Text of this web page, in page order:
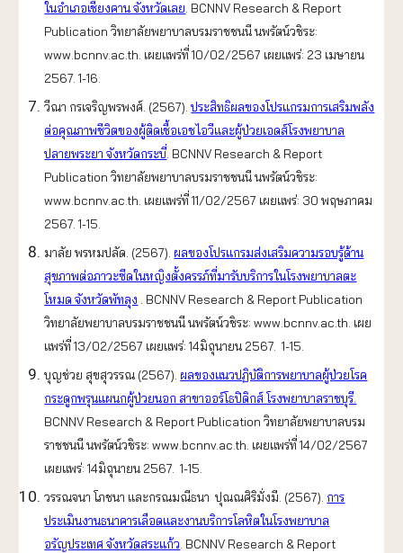
ในอำเภอเชียงคาน จังหวัดเลย BCNNV Research & Report
Publication วิทยาลัยพยาบาลบรมราชชนนี นพรัตน์วชิระ:
www.bcnnv.ac.th. เผยแพร่ที่ 10/02/2567 เผยแพร่: 23 เมษายน
2567. 1-16.
วีณา กรเจริญพรพงศ์. (2567).ประสิทธิผลของโปรแกรมการเสริมพลัง
ต่อคุณภาพชีวิตของผู้ติดเชื้อเอชไอวีและผู้ป่วยเอดส์โรงพยาบาล
ปลายพระยา จังหวัดกระบี่ BCNNV Research & Report
Publication วิทยาลัยพยาบาลบรมราชชนนี นพรัตน์วชิระ:
www.bcnnv.ac.th. เผยแพร่ที่ 11/02/2567 เผยแพร่: 30 พฤษภาคม
2567. 1-15.
มาลัย พรหมปลัด. (2567). ผลของโปรแกรมส่งเสริมความรอบรู้ด้าน
สุขภาพต่อภาวะซีดในหญิงตั้งครรภ์ที่มารับบริการในโรงพยาบาลตะ
โหมด จังหวัดพัทลุง
. BCNNV Research & Report Publication
วิทยาลัยพยาบาลบรมราชชนนี นพรัตน์วชิระ: www.bcnnv.ac.th. เผย
แพร่ที่ 13/02/2567 เผยแพร่: 14มิถุนายน 2567. 1-15.
บุญช่วย สุขสุวรรณ (2567). ผลของแนวปฏิบัติการพยาบาลผู้ป่วยโรค
กระดูกพรุนแผนกผู้ป่วยนอก สาขาออร์โธปิดิกส์ โรงพยาบาลราชบุรี.
BCNNV Research & Report Publication วิทยาลัยพยาบาลบรม
ราชชนนี นพรัตน์วชิระ: www.bcnnv.ac.th. เผยแพร่ที่ 14/02/2567
เผยแพร่: 14มิถุนายน 2567. 1-15.
วรรณจนา โภชนา และกรณมณีธนา ปุณณศิริมั่งมี. (2567). การ
ประเมินงานธนาคารเลือดและงานบริการโลหิตในโรงพยาบาล
อรัญประเทศ จังหวัดสระแก้ว . BCNNV Research & Report